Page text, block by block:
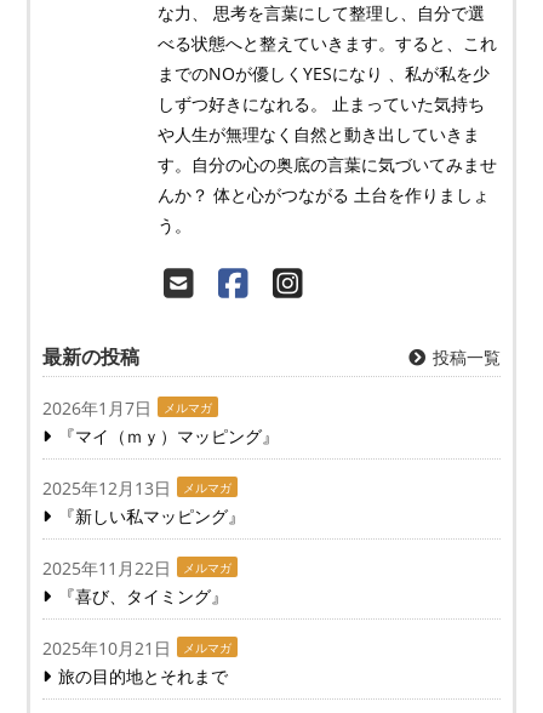
な力、 思考を言葉にして整理し、自分で選
べる状態へと整えていきます。すると、これ
までのNOが優しくYESになり 、私が私を少
しずつ好きになれる。 止まっていた気持ち
や人生が無理なく自然と動き出していきま
す。自分の心の奥底の言葉に気づいてみませ
んか？ 体と心がつながる 土台を作りましょ
う。
最新の投稿 投稿一覧
2026年1月7日 メルマガ
『マイ（ｍｙ）マッピング』
2025年12月13日 メルマガ
『新しい私マッピング』
2025年11月22日 メルマガ
『喜び、タイミング』
2025年10月21日 メルマガ
旅の目的地とそれまで